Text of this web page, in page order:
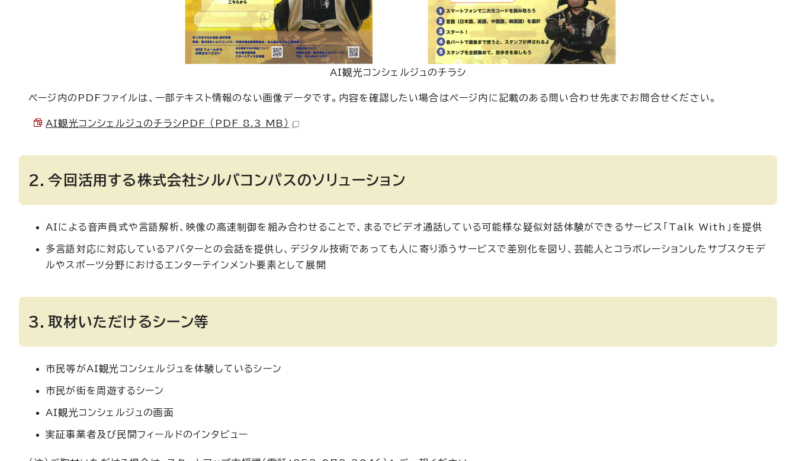
AI観光コンシェルジュのチラシ
ページ内のPDFファイルは、一部テキスト情報のない画像データです。内容を確認したい場合はページ内に記載のある問い合わせ先までお問合せください。
AI観光コンシェルジュのチラシPDF （PDF 8.3 MB）
2．今回活用する株式会社シルバコンパスのソリューション
AIによる音声員式や言語解析、映像の高速制御を組み合わせることで、まるでビデオ通話している可能様な疑似対話体験ができるサービス「Talk With」を提供
多言語対応に対応しているアバターとの会話を提供し、デジタル技術であっても人に寄り添うサービスで差別化を図り、芸能人とコラボレーションしたサブスクモデ
ルやスポーツ分野におけるエンターテインメント要素として展開
3．取材いただけるシーン等
市民等がAI観光コンシェルジュを体験しているシーン
市民が街を周遊するシーン
AI観光コンシェルジュの画面
実証事業者及び民間フィールドのインタビュー